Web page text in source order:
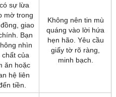
sự lừa
mờ trong
giao
Bạn
nhìn
chất của
ăn hoặc
hệ liên
tiền.
Không nên tin mù
quáng vào lời hứa
hẹn hão. Yêu cầu
giấy tờ rõ ràng,
minh bạch.